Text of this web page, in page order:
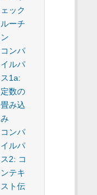
ェック
ルーチ
ン
コンパ
イルパ
ス1a:
定数の
畳み込
み
コンパ
イルパ
ス2: コ
ンテキ
スト伝